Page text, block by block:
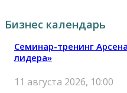
Бизнес календарь
Семинар-тренинг
лидера»
11 августа 2026, 10:00